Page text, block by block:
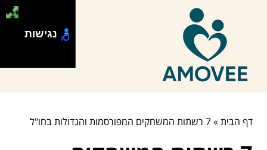
דף הבית»7 רשתות המשחקים המפורסמות והגדולות בחו"ל
נגישות